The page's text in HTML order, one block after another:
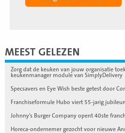
MEEST GELEZEN
Zorg dat de keuken van jouw organisatie
keukenmanager module van SimplyDelivery
Specsavers en Eye Wish beste getest door
Franchiseformule Hubo viert 55-jarig
Johnny’s Burger Company opent 40ste
Horeca-ondernemer gezocht voor nieuwe